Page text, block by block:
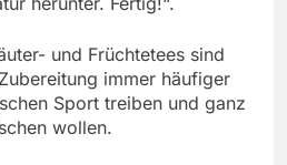
und Früchtetees sind
immer häufiger
Sport treiben und ganz
wollen.